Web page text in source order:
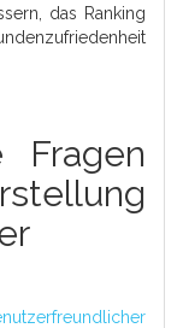
das Ranking
Fragen